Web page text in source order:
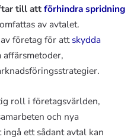
till attförhindra spridning
av avtalet.
företag för attskydda
affärsmetoder,
roll i företagsvärlden,
och nya
ett sådant avtal kan